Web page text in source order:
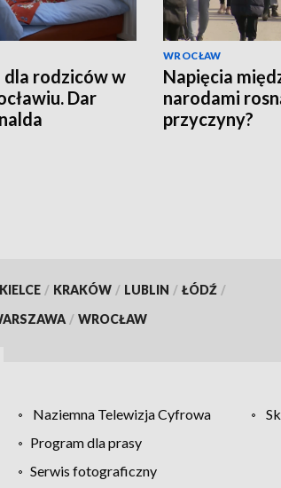
dla rodziców w
Dar
WROCŁAW
Napięcia
narodami
przyczyny?
KIELCE / KRAKÓW / LUBLIN / ŁÓDŹ /
/ WROCŁAW
Naziemna Telewizja Cyfrowa
Program dla prasy
Serwis fotograficzny